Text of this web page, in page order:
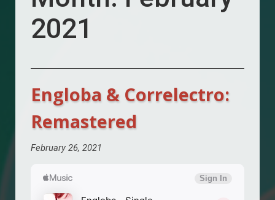
2021
Engloba & Correlectro:
Remastered
February 26, 2021